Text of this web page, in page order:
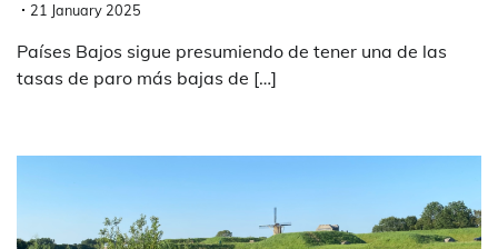
21 January 2025
Países Bajos sigue presumiendo de tener una de las
tasas de paro más bajas de […]